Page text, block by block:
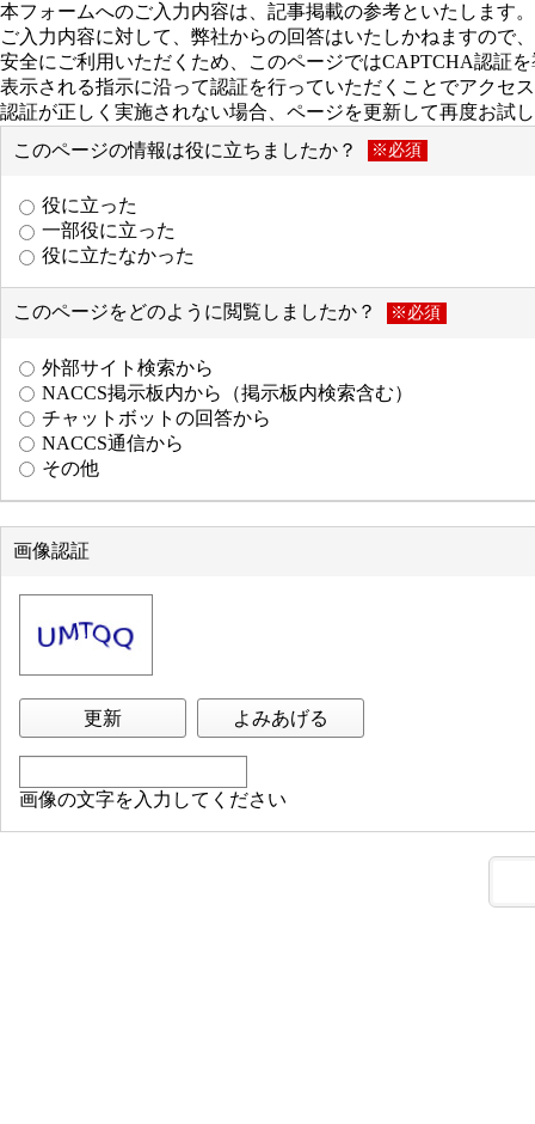
本フォームへのご入力内容は、記事掲載の参考といたします。
ご入力内容に対して、弊社からの回答はいたしかねますので
安全にご利用いただくため、このページではCAPTCHA認証
表示される指示に沿って認証を行っていただくことでアクセ
認証が正しく実施されない場合、ページを更新して再度お試
このページの情報は役に立ちましたか？
※必須
役に立った
一部役に立った
役に立たなかった
このページをどのように閲覧しましたか？ ※必須
外部サイト検索から
NACCS掲示板内から（掲示板内検索含む）
チャットボットの回答から
NACCS通信から
その他
画像認証
更新 よみあげる
画像の文字を入力してください